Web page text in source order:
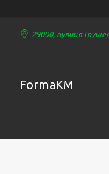
29000, вулиця
FormaKM